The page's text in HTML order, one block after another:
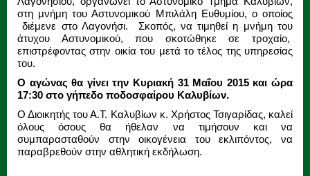
στη μνήμη του Αστυνομικού Μπιλάλη Ευθυμίου, ο οποίος
διέμενε στο Λαγονήσι. Σκοπός, να τιμηθεί η μνήμη του
άτυχου Αστυνομικού, που σκοτώθηκε σε τροχαίο,
επιστρέφοντας στην οικία του μετά το τέλος της υπηρεσίας
του.
Ο αγώνας θα γίνει την Κυριακή 31 Μαΐου 2015 και ώρα
17:30 στο γήπεδο ποδοσφαίρου Καλυβίων.
Ο Διοικητής του Α.Τ. Καλυβίων κ. Χρήστος Τσιγαρίδας, καλεί
όλους όσους θα ήθελαν να τιμήσουν και να
συμπαρασταθούν στην οικογένεια του εκλιπόντος, να
παραβρεθούν στην αθλητική εκδήλωση.